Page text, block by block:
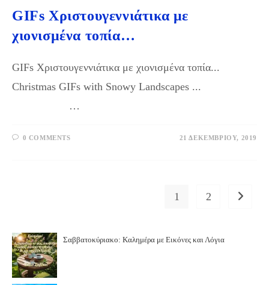
GIFs Χριστουγεννιάτικα με
χιονισμένα τοπία…
GIFs Χριστουγεννιάτικα με χιονισμένα τοπία...
Christmas GIFs with Snowy Landscapes ...
…
0 COMMENTS 21 ΔΕΚΕΜΒΡΊΟΥ, 2019
1 2 Go to
Σαββατοκύριακο: Καλημέρα με Εικόνες και Λόγια